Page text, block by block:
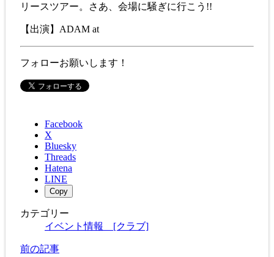
リースツアー。さあ、会場に騒ぎに行こう!!
【出演】ADAM at
フォローお願いします！
Facebook
X
Bluesky
Threads
Hatena
LINE
Copy
カテゴリー
イベント情報 [クラブ]
前の記事